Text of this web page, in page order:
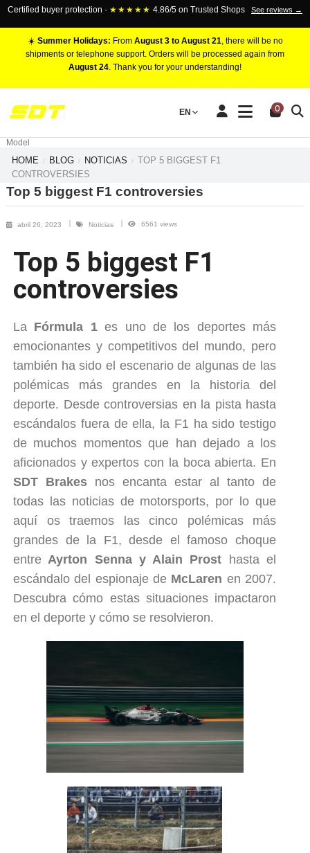
Certified buyer protection · ★★★★★ 4.86/5 on Trusted Shops See reviews →
☀️ Summer Holidays: From August 3 to August 21, there will be no
shipments or telephone support. Orders will be processed again from
August 24. Thank you for your understanding!
EN 0
RACING BRAKE CALIPERS
Marca
Model
HOME BLOG NOTICIAS
TOP 5 BIGGEST F1
CONTROVERSIES
Top 5 biggest F1 controversies
abril 26, 2023 Noticias 6561 views
Top 5 biggest F1
controversies
La Fórmula 1es uno de los deportes más
emocionantes y competitivos del mundo, pero
también ha sido el escenario de algunas de las
polémicas más grandes en la historia del
deporte. Desde controversias en la pista hasta
escándalos fuera de ella, la F1 ha sido testigo
de muchos momentos que han dejado a los
aficionados y expertos con la boca abierta. En
SDT Brakes nos encanta estar al tanto de
todas las noticias de motorsports, por lo que
aquí os traemos las cinco polémicas más
grandes de la F1, desde el famoso choque
entre Ayrton Senna y Alain Prost hasta el
escándalo del espionaje de McLaren en 2007.
Descubra cómo estas situaciones impactaron
en el deporte y cómo se resolvieron.